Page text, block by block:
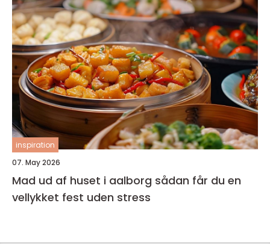
inspiration
07. May 2026
Mad ud af huset i aalborg sådan får du en
vellykket fest uden stress